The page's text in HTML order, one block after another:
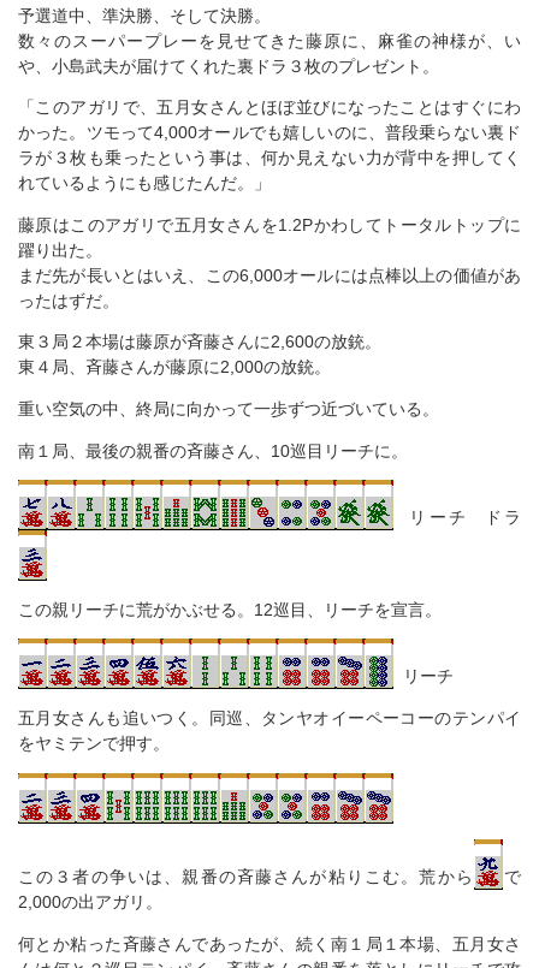
予選道中、準決勝、そして決勝。
数々のスーパープレーを見せてきた藤原に、麻雀の神様が、い
や、小島武夫が届けてくれた裏ドラ３枚のプレゼント。
「このアガリで、五月女さんとほぼ並びになったことはすぐにわ
かった。ツモって4,000オールでも嬉しいのに、普段乗らない裏ド
ラが３枚も乗ったという事は、何か見えない力が背中を押してく
れているようにも感じたんだ。」
藤原はこのアガリで五月女さんを1.2Pかわしてトータルトップに
躍り出た。
まだ先が長いとはいえ、この6,000オールには点棒以上の価値があ
ったはずだ。
東３局２本場は藤原が斉藤さんに2,600の放銃。
東４局、斉藤さんが藤原に2,000の放銃。
重い空気の中、終局に向かって一歩ずつ近づいている。
南１局、最後の親番の斉藤さん、10巡目リーチに。
リーチ ドラ
この親リーチに荒がかぶせる。12巡目、リーチを宣言。
リーチ
五月女さんも追いつく。同巡、タンヤオイーペーコーのテンパイ
をヤミテンで押す。
この３者の争いは、親番の斉藤さんが粘りこむ。荒から
で
2,000の出アガリ。
何とか粘った斉藤さんであったが、続く南１局１本場、五月女さ